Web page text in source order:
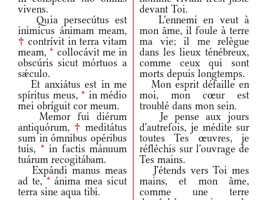
vivens.
devant Toi.
Quia persecútus est
inimícus ánimam meam,
† contrívit in terra vitam
meam,* collocávit me in
obscúris sicut mórtuos a
sǽculo.
L'ennemi en veut à
mon âme, il foule à terre
ma vie; il me relègue
dans les lieux ténébreux,
comme ceux qui sont
morts depuis longtemps.
Et anxiátus est in me
spíritus meus, * in médio
mei obríguit cor meum.
Mon esprit défaille en
moi, mon cœur est
troublé dans mon sein.
Memor fui diérum
antiquórum, † meditátus
sum in ómnibus opéribus
tuis, * in factis mánuum
tuárum recogitábam.
Je pense aux jours
d'autrefois, je médite sur
toutes Tes œuvres, je
réfléchis sur l'ouvrage de
Tes mains.
Expándi manus meas
ad te, * ánima mea sicut
terra sine aqua tibi.
J'étends vers Toi mes
mains, et mon âme,
comme une terre